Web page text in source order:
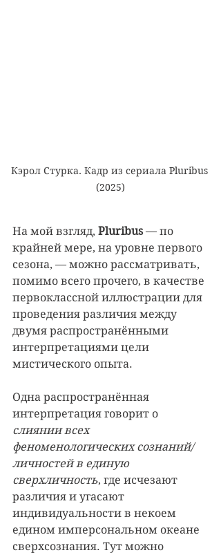
Кэрол Стурка. Кадр из сериала Pluribus
(2025)
На мой взгляд, Pluribus — по
крайней мере, на уровне первого
сезона, — можно рассматривать,
помимо всего прочего, в качестве
первоклассной иллюстрации для
проведения различия между
двумя распространёнными
интерпретациями цели
мистического опыта.
Одна распространённая
интерпретация говорит о
слиянии всех
феноменологических сознаний/
личностей в единую
сверхличность, где исчезают
различия и угасают
индивидуальности в некоем
едином имперсональном океане
сверхсознания. Тут можно